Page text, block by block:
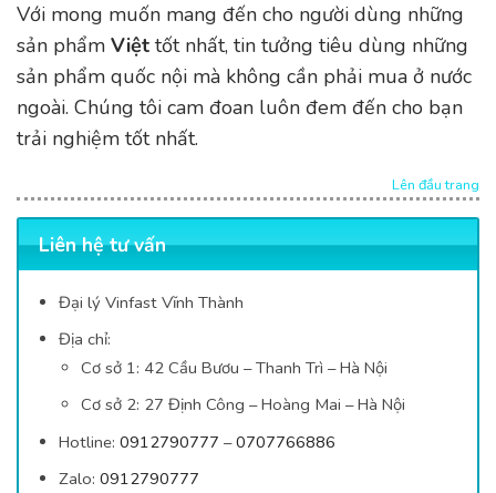
Với mong muốn mang đến cho người dùng những
sản phẩm Việt tốt nhất, tin tưởng tiêu dùng những
sản phẩm quốc nội mà không cần phải mua ở nước
ngoài. Chúng tôi cam đoan luôn đem đến cho bạn
trải nghiệm tốt nhất.
Lên đầu trang
Liên hệ tư vấn
Đại lý Vinfast Vĩnh Thành
Địa chỉ:
Cơ sở 1: 42 Cầu Bươu – Thanh Trì – Hà Nội
Cơ sở 2: 27 Định Công – Hoàng Mai – Hà Nội
Hotline: 0912790777 –0707766886
Zalo: 0912790777